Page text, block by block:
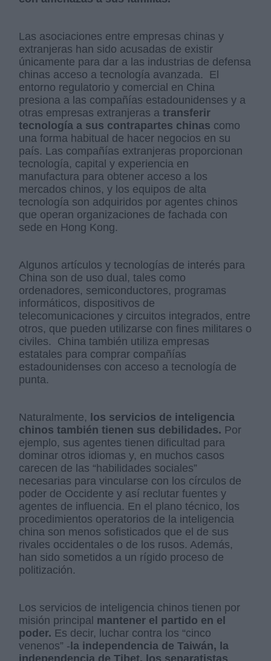
Las asociaciones entre empresas chinas y
extranjeras han sido acusadas de existir
únicamente para dar a las industrias de defensa
chinas acceso a tecnología avanzada. ​ El
entorno regulatorio y comercial en China
presiona a las compañías estadounidenses y a
otras empresas extranjeras a transferir
tecnología a sus contrapartes chinas como
una forma habitual de hacer negocios en su
país.​ Las compañías extranjeras proporcionan
tecnología, capital y experiencia en
manufactura para obtener acceso a los
mercados chinos,​ y los equipos de alta
tecnología son adquiridos por agentes chinos
que operan organizaciones de fachada con
sede en Hong Kong.
Algunos artículos y tecnologías de interés para
China son de uso dual, tales como
ordenadores, semiconductores, programas
informáticos, dispositivos de
telecomunicaciones y circuitos integrados, entre
otros​, que pueden utilizarse con fines militares o
civiles. ​ China también utiliza empresas
estatales para comprar compañías
estadounidenses con acceso a tecnología de
punta.
Naturalmente,
los servicios de inteligencia
chinos también tienen sus debilidades. Por
ejemplo, sus agentes tienen dificultad para
dominar otros idiomas y, en muchos casos
carecen de las “habilidades sociales”
necesarias para vincularse con los círculos de
poder de Occidente y así reclutar fuentes y
agentes de influencia. En el plano técnico, los
procedimientos operatorios de la inteligencia
china son menos sofisticados que el de sus
rivales occidentales o de los rusos. Además,
han sido sometidos a un rígido proceso de
politización.
Los servicios de inteligencia chinos tienen por
misión principal mantener el partido en el
poder. Es decir, luchar contra los “cinco
venenos” - la independencia de Taiwán, la